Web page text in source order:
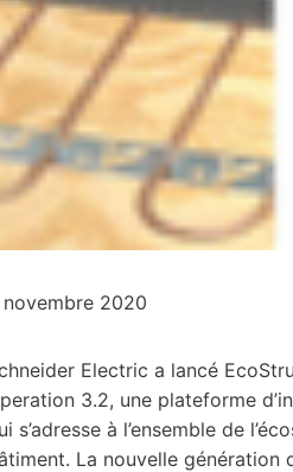
novembre 2020
Electric a lancé
3.2, une plateforme
s’adresse à l’ensemble de
La nouvelle génération